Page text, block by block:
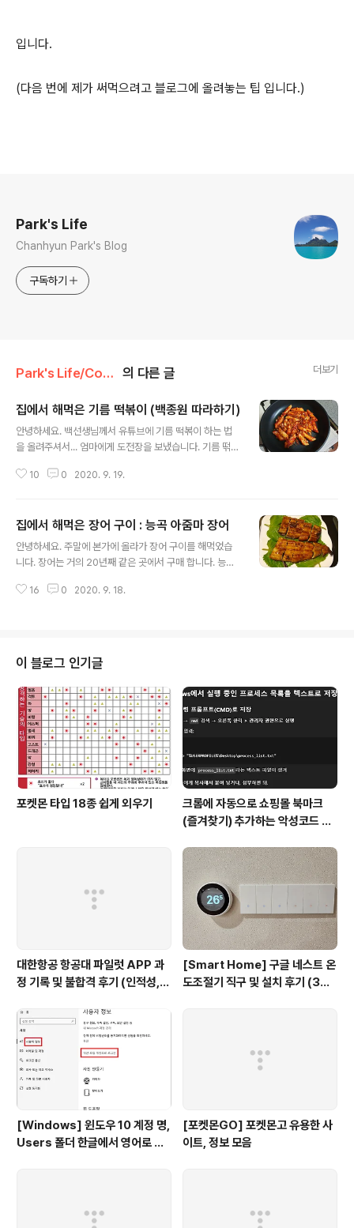
입니다.
(다음 번에 제가 써먹으려고 블로그에 올려놓는 팁 입니다.)
Park's Life
Chanhyun Park's Blog
구독하기
Park's Life/Cook Book 의 다른 글 더보기
집에서 해먹은 기름 떡볶이 (백종원 따라하기)
안녕하세요. 백선생님께서 유튜브에 기름 떡볶이 하는 법
을 올려주셔서... 엄마에게 도전장을 보냈습니다. 기름 떢볶
는 떡과 파만 사용 할 겁니다. 양념으론 간장, 설탕, 고춧가
탕 한 큰술 반을 다진 파에 넣고 섞어 줍니다. 떡을 넣고 비
닐 장갑을 끼고 잘 섞어 줍니다. 양념을 골고루 묻혀줍니다.
고춧가루는 원하는 색이 나올 만큼 넣어 줍니다. 참기름과
대로 프라이펜에 깔아 줍니다. 약불로 서서히 익혀줍니다.
10 0 2020. 9. 19.
집에서 해먹은 장어 구이 : 능곡 아줌마 장어
안녕하세요. 주말에 본가에 올라가 장어 구이를 해먹었습
니다. 장어는 거의 20년째 같은 곳에서 구매 합니다. 능곡
고양시 덕양구 행신로97번길 4 http://naver.me/GtjG2
짝 초벌한 장어 입니다. 손질 후 초벌 한 장어를 구매 하였
습니다. (아주 편합니다.) 아직 핏기가 가시진 않았습니다.
장어를 사면 함께 따라오는 장어 소스 입니다. 바르기 쉽게
그릇에 담아둡니다. 붓으로 발라줄 예정 입니다. 프라이펜
에 쿠킹 호일을 깔고 장어를 껍질이 아래로 가게 올려줍니
다. 약불..
16 0 2020. 9. 18.
이 블로그 인기글
포켓몬 타입 18종 쉽게 외우기
크롬에 자동으로 쇼핑몰 북마크
(즐겨찾기) 추가하는 악성코드 삭
servicepack)
대한항공 항공대 파일럿 APP 과
정 기록 및 불합격 후기 (인적성,
[Smart Home] 구글 네스트 온
도조절기 직구 및 설치 후기 (3세
[Windows] 윈도우 10 계정 명,
Users 폴더 한글에서 영어로 변
[포켓몬GO] 포켓몬고 유용한 사
이트, 정보 모음